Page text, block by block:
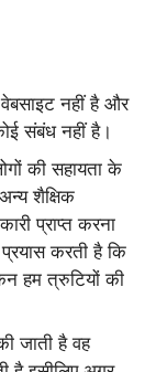
नहीं है और
संबंध नहीं है।
की सहायता के
शैक्षिक
प्राप्त करना
करती है कि
हम त्रुटियों की
जाती है वह